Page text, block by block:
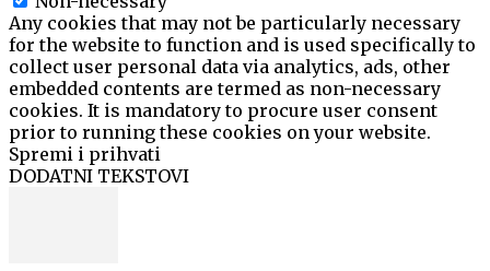
Any cookies that may not be particularly necessary
for the website to function and is used specifically to
collect user personal data via analytics, ads, other
embedded contents are termed as non-necessary
cookies. It is mandatory to procure user consent
prior to running these cookies on your website.
Spremi i prihvati
DODATNI TEKSTOVI